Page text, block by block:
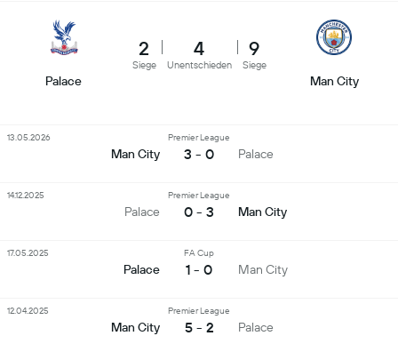
Palace
2
Siege
4
Unentschieden
9
Siege
Man City
Man City
Premier League
3 - 0 Palace
13.05.2026
Palace
Premier League
0 - 3 Man City
14.12.2025
Palace
FA Cup
1 - 0 Man City
17.05.2025
Man City
Premier League
5 - 2 Palace
12.04.2025